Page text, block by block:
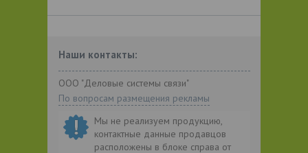
Наши контакты:
ООО "Деловые системы связи"
По вопросам размещения рекламы
Мы не реализуем продукцию,
контактные данные продавцов
расположены в блоке справа от